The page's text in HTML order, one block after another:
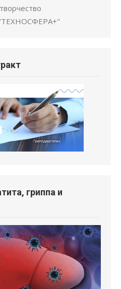
"ТЕХНОСФЕРА+"
гриппа и